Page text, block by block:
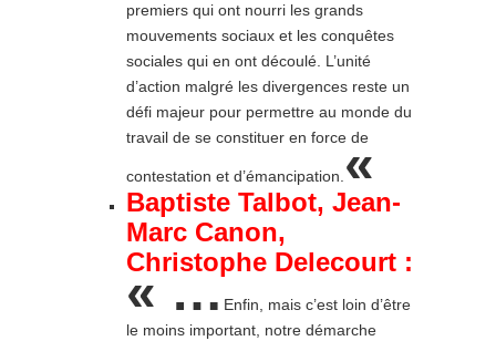
premiers qui ont nourri les grands
mouvements sociaux et les conquêtes
sociales qui en ont découlé. L’unité
d’action malgré les divergences reste un
défi majeur pour permettre au monde du
travail de se constituer en force de
contestation et d’émancipation.«
Baptiste Talbot, Jean-
Marc Canon,
Christophe Delecourt :
« …Enfin, mais c’est loin d’être
le moins important, notre démarche